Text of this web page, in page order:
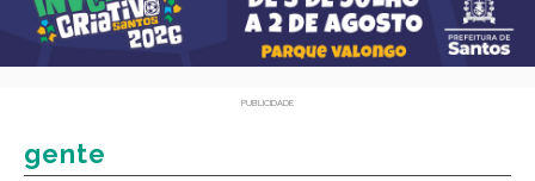
PUBLICIDADE
gente